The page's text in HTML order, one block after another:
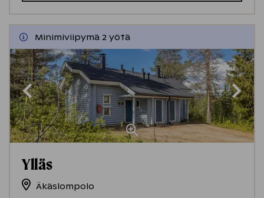
Minimiviipymä 2 yötä
Ylläs
Äkäslompolo